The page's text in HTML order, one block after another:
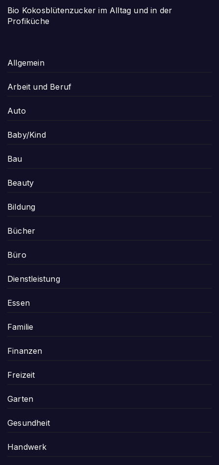
Bio Kokosblütenzucker im Alltag und in der
Profiküche
Allgemein
Arbeit und Beruf
Auto
Baby/Kind
Bau
Beauty
Bildung
Bücher
Büro
Dienstleistung
Essen
Familie
Finanzen
Freizeit
Garten
Gesundheit
Handwerk